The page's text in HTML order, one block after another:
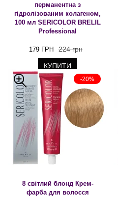
перманентна з
гідролізованим колагеном,
100 мл SERICOLOR BRELIL
Professional
179 ГРН 224 грн
КУПИТИ
-20%
8 світлий блонд Крем-
фарба для волосся